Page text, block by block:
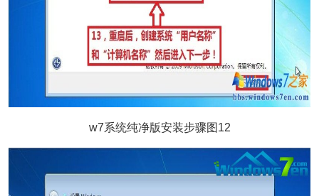
w7系统纯净版安装步骤图12